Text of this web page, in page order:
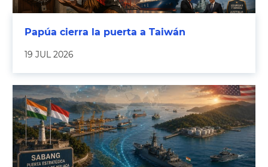
Papúa cierra la puerta a Taiwán
19 JUL 2026